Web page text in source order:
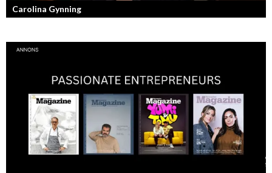
Carolina Gynning
Under ytan av en passionerad och strukturerad entreprenör.